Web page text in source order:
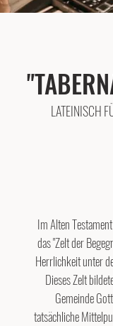
LATEINISCH
Im Alten
das "Zelt der
Herrlichkeitunter
Dieses Zelt
Gemeinde
tatsächliche